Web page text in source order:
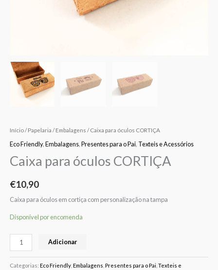
Início/Papelaria /Embalagens / Caixa para óculos CORTIÇA
Eco Friendly,Embalagens,Presentes para o Pai, Texteis e Acessórios
Caixa para óculos CORTIÇA
€10,90
Caixa para óculos em cortiça com personalização na tampa
Disponível por encomenda
Adicionar
Categorias: Eco Friendly Embalagens Presentes para o Pai Texteis e